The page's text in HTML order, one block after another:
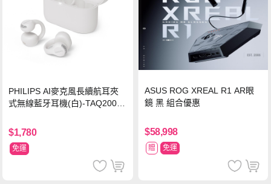
PHILIPS AI麥克風長續航耳夾
式無線藍牙耳機(白)-TAQ2000
$1,780
免運
ASUS ROG XREAL R1 AR眼
鏡 黑 組合優惠
$58,998
贈 免運